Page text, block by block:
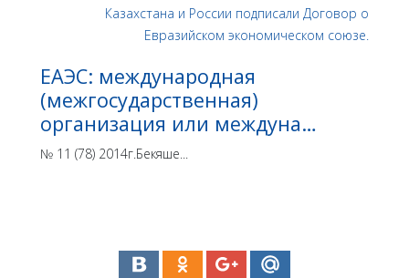
ЕАЭС: международная
(межгосударственная)
организация или междуна…
№ 11 (78) 2014г.Бекяше...
Интеллектуальные права в